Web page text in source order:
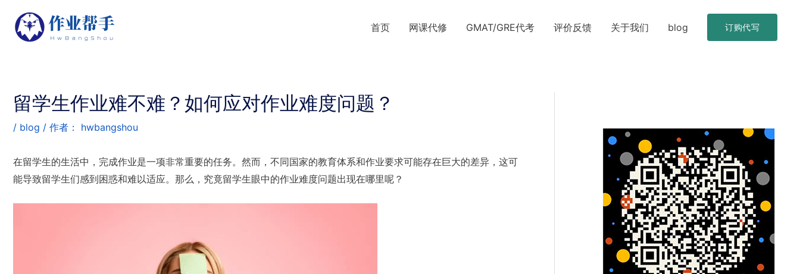
首页 网课代修 GMAT/GRE代考 评价反馈 关于我们 blog 订购代写
留学生作业难不难？如何应对作业难度问题？
/ blog / 作者： hwbangshou
在留学生的生活中，完成作业是一项非常重要的任务。然而，不同国家的教育体系和作业要求可能存在巨大的差异，这可
能导致留学生们感到困惑和难以适应。那么，究竟留学生眼中的作业难度问题出现在哪里呢？